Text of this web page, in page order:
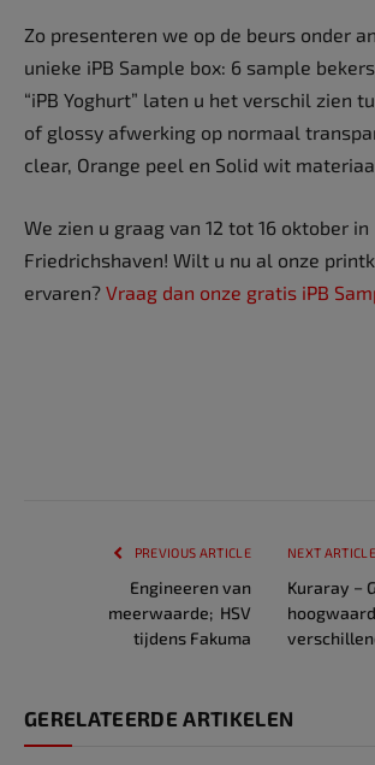
Zo presenteren we op de beurs onder
unieke iPB Sample box: 6 sample
“iPB Yoghurt” laten u het verschil zien
of glossy afwerking op normaal
clear, Orange peel en Solid wit
We zien u graag van 12 tot 16 oktober in
Friedrichshaven! Wilt u nu al onze
ervaren? Vraag dan onze gratis iPB
PREVIOUS ARTICLE
Engineeren van
meerwaarde; HSV
tijdens Fakuma
NEXT ARTICLE
Kuraray −
GERELATEERDE ARTIKELEN